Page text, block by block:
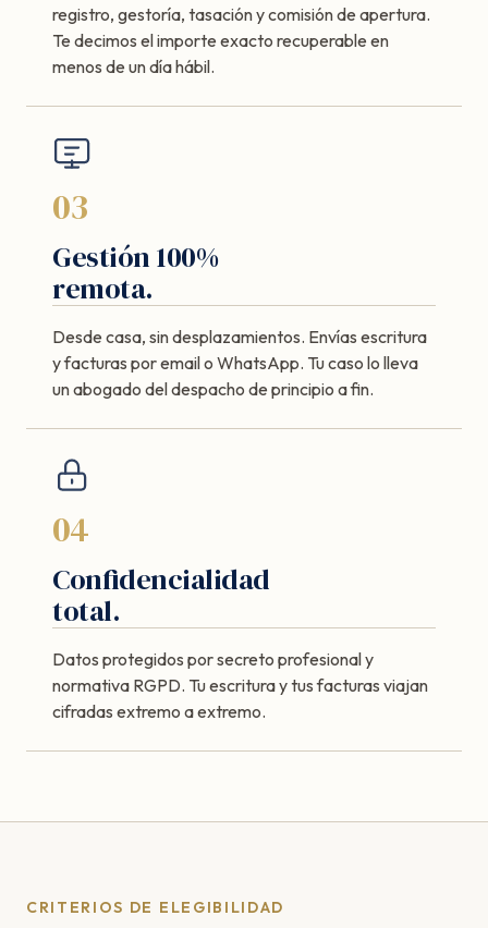
registro, gestoría, tasación y comisión de apertura.
Te decimos el importe exacto recuperable en
menos de un día hábil.
03
Gestión 100%
remota.
Desde casa, sin desplazamientos. Envías escritura
y facturas por email o WhatsApp. Tu caso lo lleva
un abogado del despacho de principio a fin.
04
Confidencialidad
total.
Datos protegidos por secreto profesional y
normativa RGPD. Tu escritura y tus facturas viajan
cifradas extremo a extremo.
CRITERIOS DE ELEGIBILIDAD